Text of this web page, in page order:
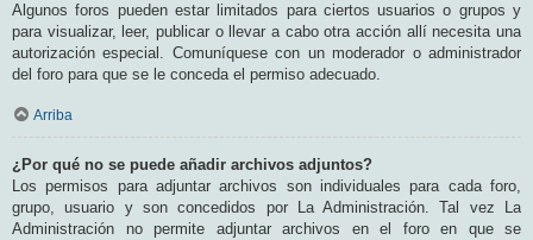
Algunos foros pueden estar limitados para ciertos usuarios o grupos y
para visualizar, leer, publicar o llevar a cabo otra acción allí necesita una
autorización especial. Comuníquese con un moderador o administrador
del foro para que se le conceda el permiso adecuado.
Arriba
¿Por qué no se puede añadir archivos adjuntos?
Los permisos para adjuntar archivos son individuales para cada foro,
grupo, usuario y son concedidos por La Administración. Tal vez La
Administración no permite adjuntar archivos en el foro en que se